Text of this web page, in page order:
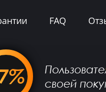
FAQ
своей